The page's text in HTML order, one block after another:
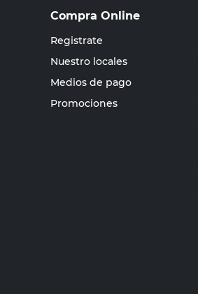
Compra Online
Registrate
Nuestro locales
Medios de pago
Promociones